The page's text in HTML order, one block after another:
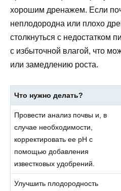
хорошим дренажем. Если
неплодородна или плохо
столкнуться с недостатком
с избыточной влагой, что
или замедлению роста.
Что нужно делать?
Провести анализ почвы и, в
случае необходимости,
корректировать ее pH с
помощью добавления
известковых удобрений.
Улучшить плодородность